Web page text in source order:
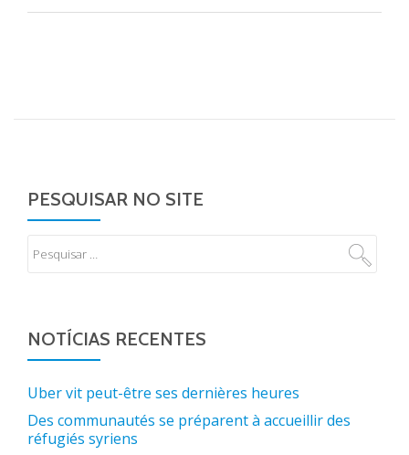
PESQUISAR NO SITE
NOTÍCIAS RECENTES
Uber vit peut-être ses dernières heures
Des communautés se préparent à accueillir des
réfugiés syriens